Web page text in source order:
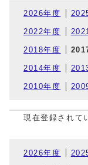
2026年度
2022年度
2018年度
2014年度
2010年度
現在登録されて
2026年度